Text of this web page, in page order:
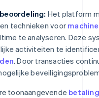
Het platform
technieken voor
te analyseren. Deze
activiteiten te
. Door transacties
toonaangevende